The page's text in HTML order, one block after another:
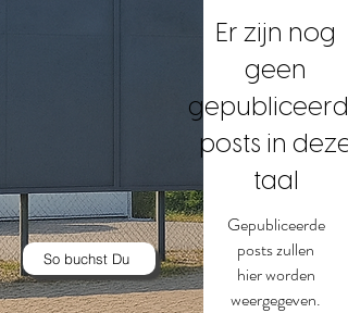
So buchst Du
Er zijn nog
geen
gepubliceerde
posts in deze
taal
Gepubliceerde
posts zullen
hier worden
weergegeven.